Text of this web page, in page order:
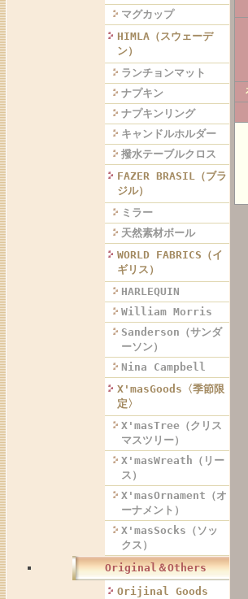
マグカップ
HIMLA（スウェーデ
ン）
ランチョンマット
ナプキン
ナプキンリング
キャンドルホルダー
撥水テーブルクロス
FAZER BRASIL（ブラ
ジル）
ミラー
天然素材ボール
WORLD FABRICS（イ
ギリス）
HARLEQUIN
William Morris
Sanderson（サンダ
ーソン）
Nina Campbell
X'masGoods〈季節限
定〉
X'masTree（クリス
マスツリー）
X'masWreath（リー
ス）
X'masOrnament（オ
ーナメント）
X'masSocks（ソッ
クス）
Original＆Others
Orijinal Goods